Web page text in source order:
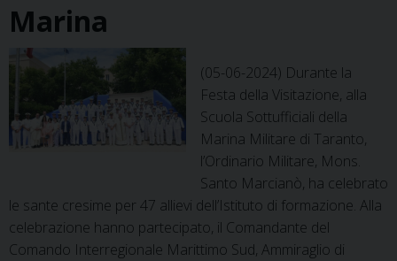
Marina
(05-06-2024) Durante la
Festa della Visitazione, alla
Scuola Sottufficiali della
Marina Militare di Taranto,
l’Ordinario Militare, Mons.
Santo Marcianò, ha celebrato
le sante cresime per 47 allievi dell’Istituto di formazione. Alla
celebrazione hanno partecipato, il Comandante del
Comando Interregionale Marittimo Sud, Ammiraglio di